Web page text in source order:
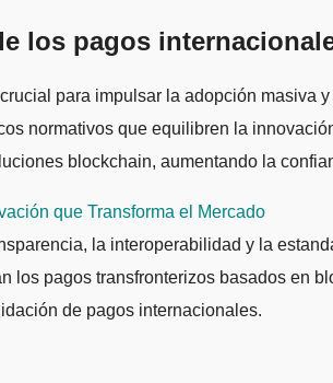
los pagos
para impulsar la adopción masiva
normativos que equilibren la
blockchain, aumentando la
que Transforma el Mercado
la interoperabilidad y la
pagos transfronterizos basados en
de pagos internacionales.